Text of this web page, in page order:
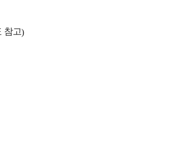
참고)